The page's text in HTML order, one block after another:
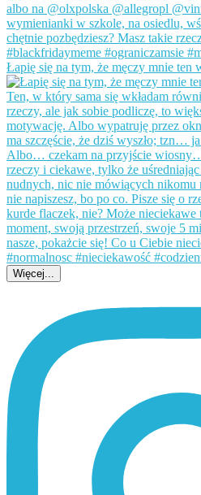
Łapię się na tym, że męczy mnie ten
Więcej...